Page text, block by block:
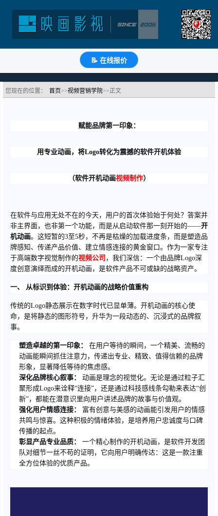
📝 在线报价
赋能品牌第一印象：将Logo转化为震撼的软件开机动
分类：视频营销学院 浏览：923次 更新时间：2025-11-18
微 Q QQ 豆 知
您现在的位置： 首页>>视频营销学院>>正文
赋能品牌第一印象：
用专业动画，将Logo转化为震撼的软件开机体验
（软件开机动画视频制作）
在软件与应用无处不在的今天，用户的首次体验始于何处？答案并
非主界面，也非第一个功能，而是从启动软件那一刻开始的——开
机动画。这短暂的3至5秒，不再是枯燥的加载进度条，而是塑造品
牌感知、传递产品价值、建立情感连接的黄金窗口。作为一家专注
于高端数字视觉制作的视频公司 ，我们深信：一个由品牌Logo深
度创意演绎而成的开机动画，是软件产品不可或缺的战略资产。
一、 从标识到体验：开机动画的战略价值重构
传统的Logo静态展示在数字时代已显单薄。开机动画的核心使
命，是将静态的图形符号，升华为一段动态的、沉浸式的品牌叙
事。
塑造卓越的第一印象：
在用户等待的瞬间，一个精美、流畅的
动画能瞬间抓住注意力，传递出专业、精致、值得信赖的品牌
形象，显著降低等待的焦虑感。
深化品牌核心叙事：
动画是理念的视觉化。无论是通过粒子汇
聚形成Logo来诠释“连接”，还是通过科技感线条勾勒来表达“创
新”，都能在潜意识里向用户讲述品牌的故事与价值观。
强化用户情感连接：
富有创意与美感的动画能引发用户的情感
共鸣与惊喜。这种积极的情绪体验，是培养用户忠诚度与口碑
传播的起点。
彰显产品专业品质：
一个精心制作的开机动画，是软件开发团
队对细节一丝不苟的证明，它向用户明确传达：这是一款注重
全方位体验的优质产品。